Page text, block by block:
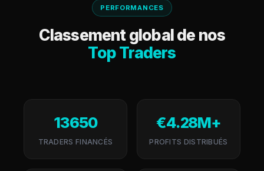
PERFORMANCES
Classement global de nos
Top Traders
13 650
TRADERS FINANCÉS
€4.28M+
PROFITS DISTRIBUÉS